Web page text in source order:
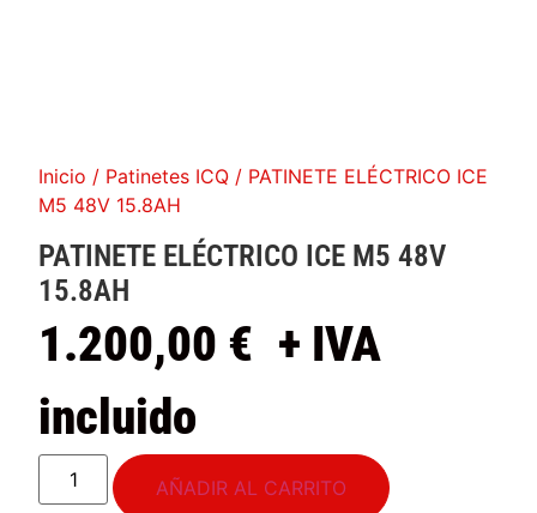
Inicio / Patinetes ICQ / PATINETE ELÉCTRICO ICE
M5 48V 15.8AH
PATINETE ELÉCTRICO ICE M5 48V
15.8AH
1.200,00 € + IVA
incluido
AÑADIR AL CARRITO